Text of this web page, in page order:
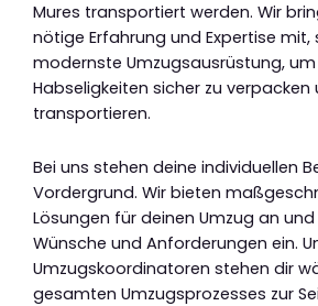
Mures transportiert werden. Wir
nötige Erfahrung und Expertise
modernste Umzugsausrüstung,
Habseligkeiten sicher zu verpacken
transportieren.
Bei uns stehen deine individuellen
Vordergrund. Wir bieten
Lösungen für deinen Umzug an
Wünsche und Anforderungen ein.
Umzugskoordinatoren stehen dir
gesamten Umzugsprozesses zur